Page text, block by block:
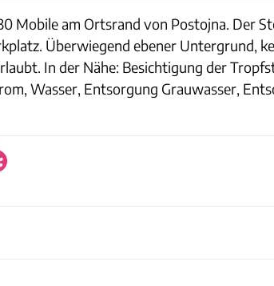
Mobile am Ortsrand von Postojna. Der
Überwiegend ebener Untergrund,
In der Nähe: Besichtigung der
Wasser, Entsorgung Grauwasser,